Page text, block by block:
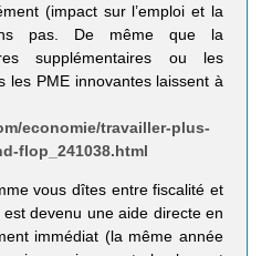
(impact sur l’emploi et la
pas. De même que la
supplémentaires ou les
les PME innovantes laissent à
economie/travailler-plus-
flop_241038.html
vous dîtes entre fiscalité et
est devenu une aide directe en
immédiat (la même année